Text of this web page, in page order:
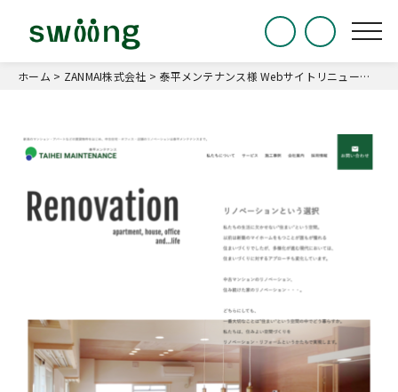
ホーム > ZANMAI株式会社 > 泰平メンテナンス様 Webサイトリニューアル